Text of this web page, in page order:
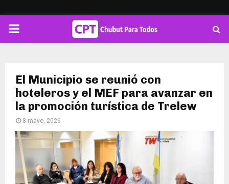
PRIMARY
El Municipio se reunió con
hoteleros y el MEF para avanzar en
la promoción turística de Trelew
8 mayo, 2026